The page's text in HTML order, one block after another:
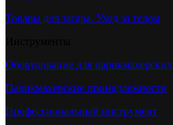
Товары для загара. Уход за телом
Оборудование для парикмахерских
Парикмахерские принадлежности
Профессиональный инструмент